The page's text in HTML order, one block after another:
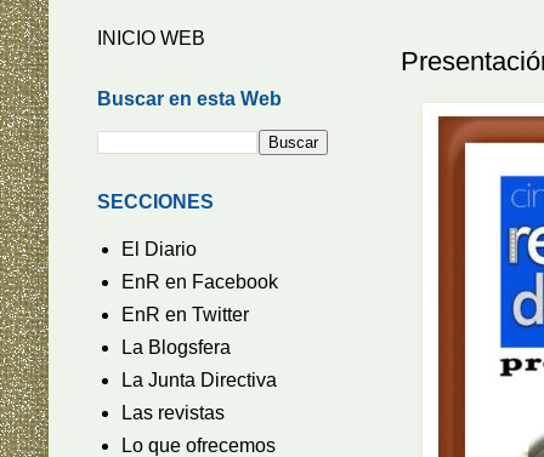
INICIO WEB
Buscar en esta Web
SECCIONES
El Diario
EnR en Facebook
EnR en Twitter
La Blogsfera
La Junta Directiva
Las revistas
Lo que ofrecemos